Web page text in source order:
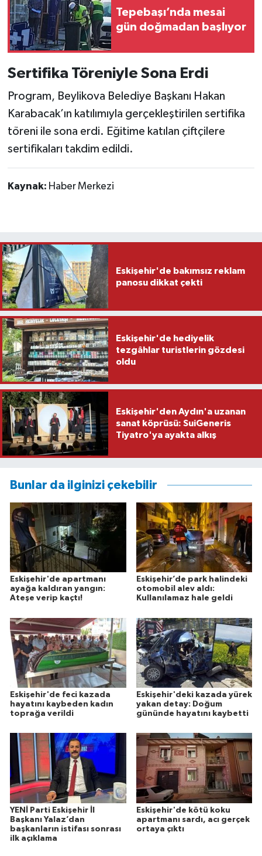
Tepebaşı’nda mesai
gün doğmadan başlıyor
Sertifika Töreniyle Sona Erdi
Program, Beylikova Belediye Başkanı Hakan
Karabacak’ın katılımıyla gerçekleştirilen sertifika
töreni ile sona erdi. Eğitime katılan çiftçilere
sertifikaları takdim edildi.
Kaynak: Haber Merkezi
Eskişehir'de bakımsız reklam
panosu dikkat çekti
Eskişehir'de hediyelik
tezgâhlar turistlerin gözdesi
oldu
Eskişehir'den Aydın'a uzanan
sanat köprüsü: SuiGeneris
Tiyatro'ya ayakta alkış
Bunlar da ilginizi çekebilir
Eskişehir'de apartmanı
ayağa kaldıran yangın:
Ateşe verip kaçtı!
Eskişehir’de park halindeki
otomobil alev aldı:
Kullanılamaz hale geldi
Eskişehir'de feci kazada
hayatını kaybeden kadın
toprağa verildi
Eskişehir'deki kazada yürek
yakan detay: Doğum
gününde hayatını kaybetti
YENİ Parti Eskişehir İl
Başkanı Yalaz’dan
başkanların istifası sonrası
ilk açıklama
Eskişehir'de kötü koku
apartmanı sardı, acı gerçek
ortaya çıktı